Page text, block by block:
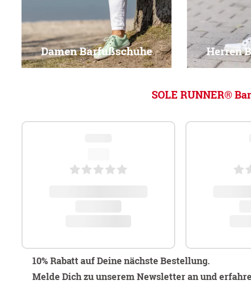
Damen Barfußschuhe Herren
SOLE RUNNER®
10% Rabatt auf Deine nächste Bestellung.
Melde Dich zu unserem Newsletter an und